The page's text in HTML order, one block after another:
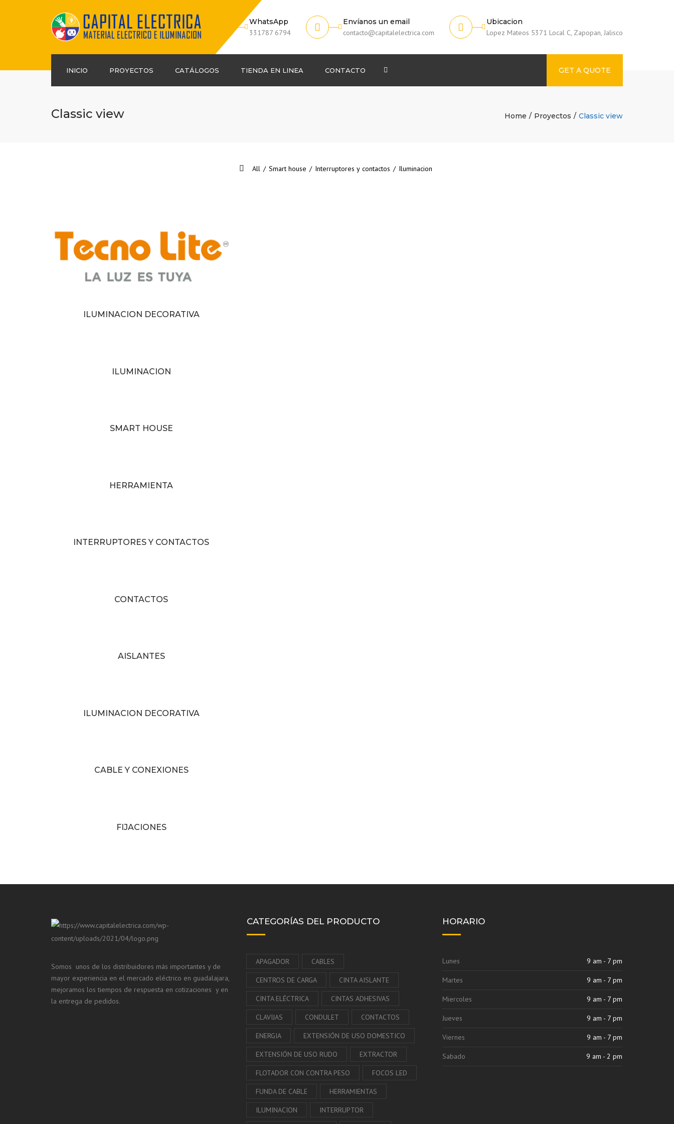
Llamanos
Tel: 331374 0610
WhatsApp
331787 6794
Envíanos un email
contacto@capitalelectrica.com
Ubicacion
Lopez Mateos 5371 Local C, Zapopan, Jalisco
INICIO PROYECTOS CATÁLOGOS TIENDA EN LINEA CONTACTO GET A QUOTE
Classic view Home Proyectos Classic view
All / Smart house / Interruptores y contactos / Iluminacion
ILUMINACION DECORATIVA
ILUMINACION
SMART HOUSE
HERRAMIENTA
INTERRUPTORES Y CONTACTOS
CONTACTOS
AISLANTES
ILUMINACION DECORATIVA
CABLE Y CONEXIONES
FIJACIONES
Somos unos de los distribuidores más importantes y de
mayor experiencia en el mercado eléctrico en guadalajara,
mejoramos los tiempos de respuesta en cotizaciones y en
la entrega de pedidos.
CATEGORÍAS DEL PRODUCTO
APAGADOR CABLES
CENTROS DE CARGA CINTA AISLANTE
CINTA ELÉCTRICA CINTAS ADHESIVAS
CLAVIJAS CONDULET CONTACTOS
ENERGIA EXTENSIÓN DE USO DOMESTICO
EXTENSIÓN DE USO RUDO EXTRACTOR
FLOTADOR CON CONTRA PESO FOCOS LED
FUNDA DE CABLE HERRAMIENTAS
ILUMINACION INTERRUPTOR
HORARIO
Lunes 9 am - 7 pm
Martes 9 am - 7 pm
Miercoles 9 am - 7 pm
Jueves 9 am - 7 pm
Viernes 9 am - 7 pm
Sabado 9 am - 2 pm